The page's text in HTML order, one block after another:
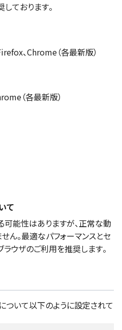
ております。
、Chrome（各最新版）
（各最新版）
て
能性はありますが、正常な動
ん。最適なパフォーマンスとセ
ウザのご利用を推奨します。
ついて以下のように設定されて